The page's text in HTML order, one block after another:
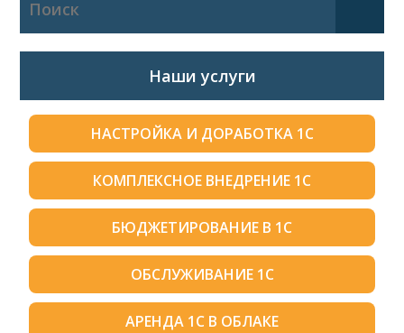
Наши услуги
НАСТРОЙКА И ДОРАБОТКА 1С
КОМПЛЕКСНОЕ ВНЕДРЕНИЕ 1С
БЮДЖЕТИРОВАНИЕ В 1С
ОБСЛУЖИВАНИЕ 1С
АРЕНДА 1С В ОБЛАКЕ